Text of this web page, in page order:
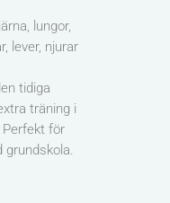
lungor,
lever, njurar
tidiga
träning i
för
grundskola.